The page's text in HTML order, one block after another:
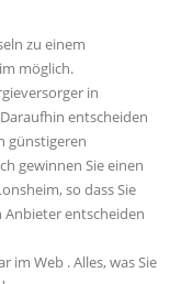
zu einem
möglich.
in
entscheiden
günstigeren
gewinnen Sie einen
so dass Sie
entscheiden
im Web . Alles, was Sie